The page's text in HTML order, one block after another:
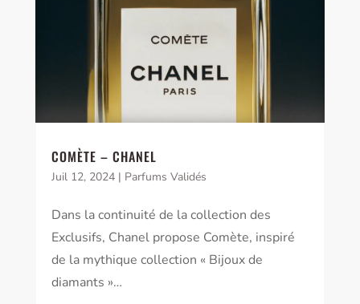
COMÈTE – CHANEL
Juil 12, 2024| Parfums Validés
Dans la continuité de la collection des
Exclusifs, Chanel propose Comète, inspiré
de la mythique collection « Bijoux de
diamants »…